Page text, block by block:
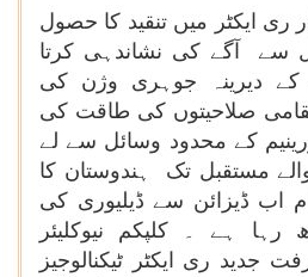
ری ایکٹر میں تنقید کا حصول
سے آگے کی نشاندہی کرتا
کے دیرینہ جوہری وژن کی
صلاحیتوں کی طاقت کی
کے محدود وسائل سے لے
مستقبل تک ہندوستان کا
اب ڈیزائن سے ڈیلیوری کی
ہے ۔ کلپکم نیوکلیئر
جدید ری ایکٹر ٹیکنالوجیز